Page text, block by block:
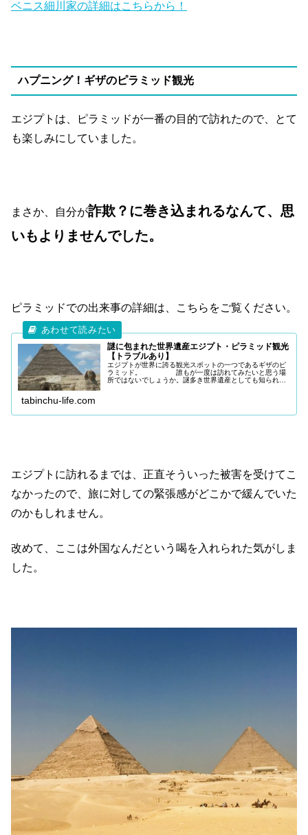
ベニス細川家の詳細はこちらから！
ハプニング！ギザのピラミッド観光
エジプトは、ピラミッドが一番の目的で訪れたので、とて
も楽しみにしていました。
まさか、自分が詐欺？に巻き込まれるなんて、思
いもよりませんでした。
ピラミッドでの出来事の詳細は、こちらをご覧ください。
謎に包まれた世界遺産エジプト・ピラミッド観光
【トラブルあり】
エジプトが世界に誇る観光スポットの一つであるギザのピ
ラミッド。 誰もが一度は訪れてみたいと思う場
所ではないでしょうか。謎多き世界遺産としても知られて
tabinchu-life.com
エジプトに訪れるまでは、正直そういった被害を受けてこ
なかったので、旅に対しての緊張感がどこかで緩んでいた
のかもしれません。
改めて、ここは外国なんだという喝を入れられた気がしま
した。